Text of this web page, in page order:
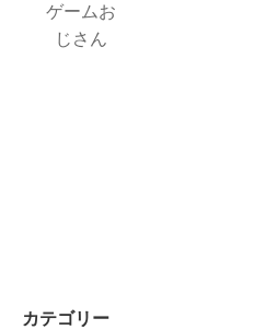
ゲームお
じさん
カテゴリー